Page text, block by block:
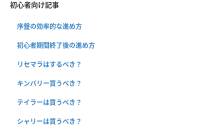
初心者向け記事
序盤の効率的な進め方
初心者期間終了後の進め方
リセマラはするべき？
キンバリー買うべき？
テイラーは買うべき？
シャリーは買うべき？